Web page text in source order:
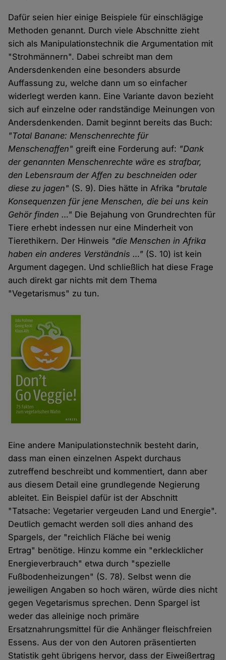
Dafür seien hier einige Beispiele für einschlägige
Methoden genannt. Durch viele Abschnitte zieht
sich als Manipulationstechnik die Argumentation mit
"Strohmännern". Dabei schreibt man dem
Andersdenkenden eine besonders absurde
Auffassung zu, welche dann um so einfacher
widerlegt werden kann. Eine Variante davon bezieht
sich auf einzelne oder randständige Meinungen von
Andersdenkenden. Damit beginnt bereits das Buch:
"Total Banane: Menschenrechte für
Menschenaffen" greift eine Forderung auf: "Dank
der genannten Menschenrechte wäre es strafbar,
den Lebensraum der Affen zu beschneiden oder
diese zu jagen" (S. 9). Dies hätte in Afrika "brutale
Konsequenzen für jene Menschen, die bei uns kein
Gehör finden …" Die Bejahung von Grundrechten für
Tiere erhebt indessen nur eine Minderheit von
Tierethikern. Der Hinweis "die Menschen in Afrika
haben ein anderes Verständnis …" (S. 10) ist kein
Argument dagegen. Und schließlich hat diese Frage
auch direkt gar nichts mit dem Thema
"Vegetarismus" zu tun.
Eine andere Manipulationstechnik besteht darin,
dass man einen einzelnen Aspekt durchaus
zutreffend beschreibt und kommentiert, dann aber
aus diesem Detail eine grundlegende Negierung
ableitet. Ein Beispiel dafür ist der Abschnitt
"Tatsache: Vegetarier vergeuden Land und Energie".
Deutlich gemacht werden soll dies anhand des
Spargels, der "reichlich Fläche bei wenig
Ertrag" benötige. Hinzu komme ein "erklecklicher
Energieverbrauch" etwa durch "spezielle
Fußbodenheizungen" (S. 78). Selbst wenn die
jeweiligen Angaben so hoch wären, würde dies nicht
gegen Vegetarismus sprechen. Denn Spargel ist
weder das alleinige noch primäre
Ersatznahrungsmittel für die Anhänger fleischfreien
Essens. Aus der von den Autoren präsentierten
Statistik geht übrigens hervor, dass der Eiweißertrag